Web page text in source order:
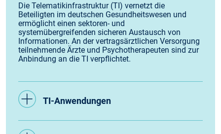
Die Telematikinfrastruktur (TI) vernetzt die
Beteiligten im deutschen Gesundheitswesen und
ermöglicht einen sektoren- und
systemübergreifenden sicheren Austausch von
Informationen. An der vertragsärztlichen Versorgung
teilnehmende Ärzte und Psychotherapeuten sind zur
Anbindung an die TI verpflichtet.
TI-Anwendungen